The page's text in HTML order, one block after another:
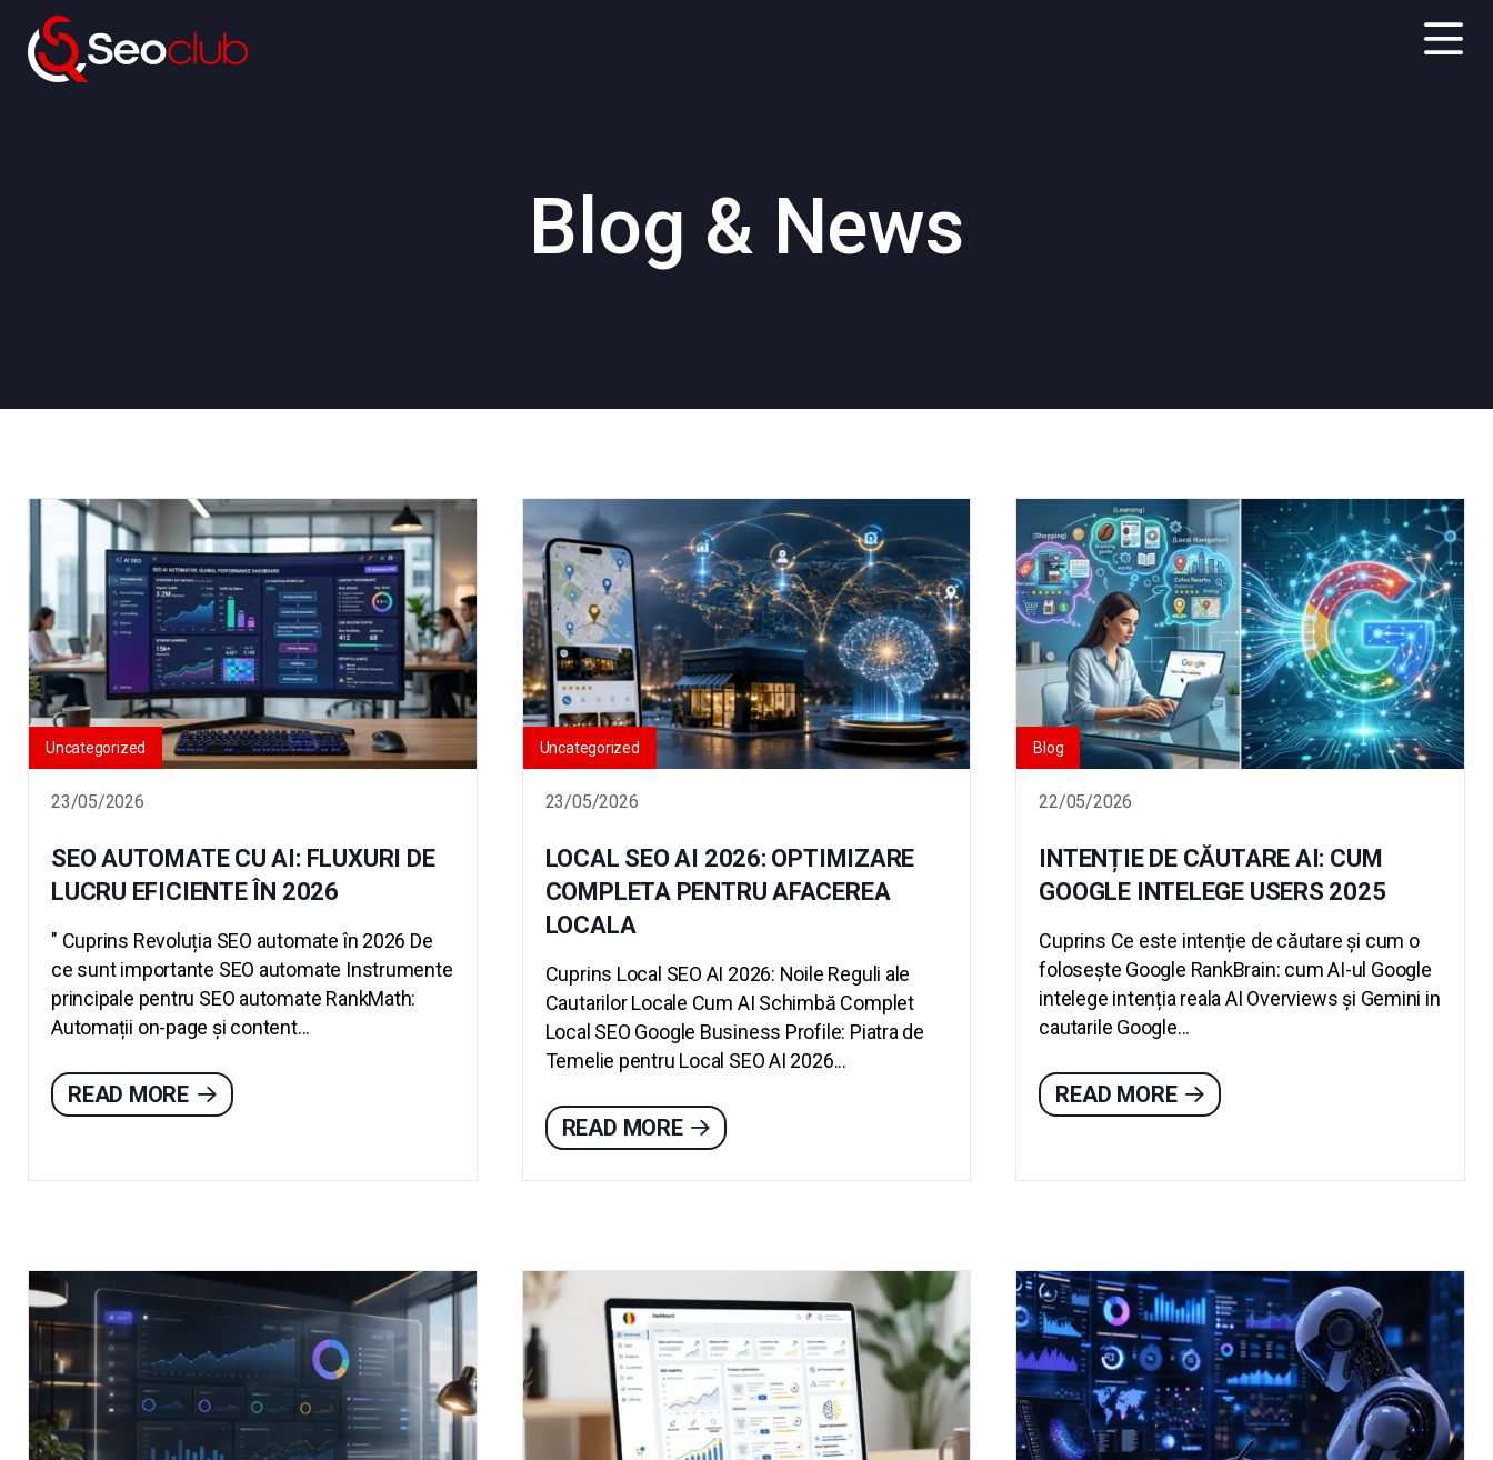
Blog & News
Uncategorized
23/05/2026
SEO AUTOMATE CU AI: FLUXURI DE
LUCRU EFICIENTE ÎN 2026
" Cuprins Revoluția SEO automate în 2026 De
ce sunt importante SEO automate Instrumente
principale pentru SEO automate RankMath:
Automații on-page și content...
READ MORE
Uncategorized
23/05/2026
LOCAL SEO AI 2026: OPTIMIZARE
COMPLETA PENTRU AFACEREA
LOCALA
Cuprins Local SEO AI 2026: Noile Reguli ale
Cautarilor Locale Cum AI Schimbă Complet
Local SEO Google Business Profile: Piatra de
Temelie pentru Local SEO AI 2026...
READ MORE
Blog
22/05/2026
INTENȚIE DE CĂUTARE AI: CUM
GOOGLE INTELEGE USERS 2025
Cuprins Ce este intenție de căutare și cum o
folosește Google RankBrain: cum AI-ul Google
intelege intenția reala AI Overviews și Gemini in
cautarile Google...
READ MORE